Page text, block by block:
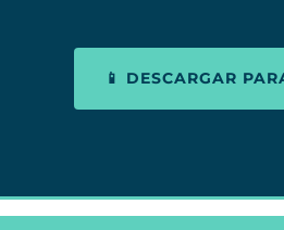
📱 DESCARGAR